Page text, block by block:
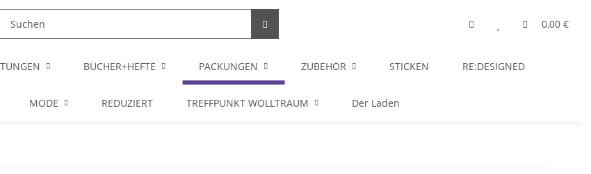
0,00 €
BÜCHER+HEFTE PACKUNGEN ZUBEHÖR STICKEN RE:DESIGNED
MODE REDUZIERT TREFFPUNKT WOLLTRAUM Der Laden